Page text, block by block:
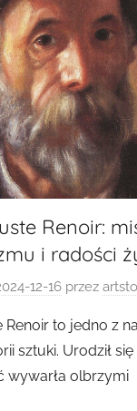
Renoir:
i radości
12-16 przez
to jedno z
sztuki. Urodził
wywarła olbrzymi